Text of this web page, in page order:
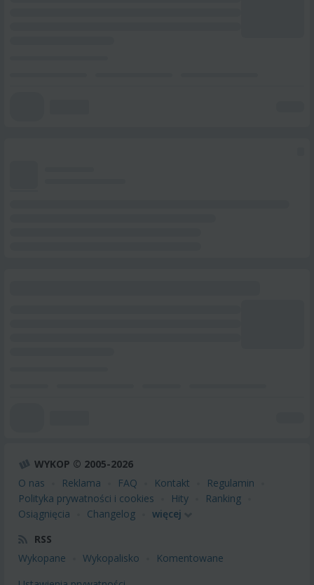
WYKOP © 2005-2026
O nas
Reklama FAQ Kontakt
Regulamin
Polityka prywatności i cookies
Hity
Ranking
Osiągnięcia
Changelog
więcej
RSS
Wykopane
Wykopalisko
Komentowane